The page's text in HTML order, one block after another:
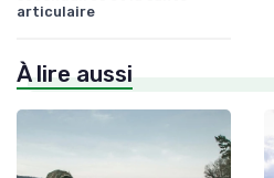
articulaire
À lire aussi